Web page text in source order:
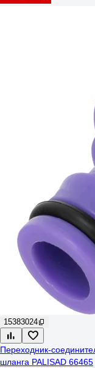
15383024
Переходник-
шланга PALISAD 66465